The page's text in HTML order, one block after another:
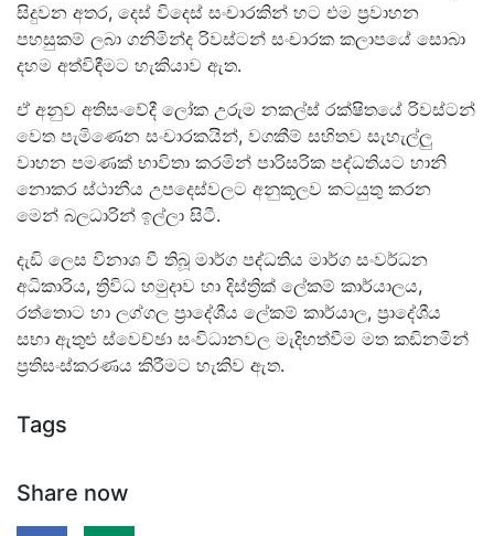
සිදුවන අතර, දෙස් විදෙස් සංචාරකින් හට එම ප්‍රවාහන
පහසුකම් ලබා ගනිමින්ද රිවස්ටන් සංචාරක කලාපයේ සොබා
දහම අත්විඳීමට හැකියාව ඇත.
ඒ අනුව අතිසංවේදී ලෝක උරුම නකල්ස් රක්ෂිතයේ රිවස්ටන්
වෙත පැමිණෙන සංචාරකයින්, වගකීම් සහිතව සැහැල්ලු
වාහන පමණක් භාවිතා කරමින් පාරිසරික පද්ධතියට හානි
නොකර ස්ථානීය උපදෙස්වලට අනුකූලව කටයුතු කරන
මෙන් බලධාරින් ඉල්ලා සිටී.
දැඩි ලෙස විනාශ වී තිබූ මාර්ග පද්ධතිය මාර්ග සංවර්ධන
අධිකාරිය, ත්‍රිවිධ හමුදාව හා දිස්ත්‍රික් ලේකම් කාර්යාලය,
රත්තොට හා ලග්ගල ප්‍රාදේශීය ලේකම් කාර්යාල, ප්‍රාදේශීය
සභා ඇතුළු ස්වෙච්ඡා සංවිධානවල මැදිහත්වීම මත කඩිනමින්
ප්‍රතිසංස්කරණය කිරීමට හැකිව ඇත.
Tags
Share now